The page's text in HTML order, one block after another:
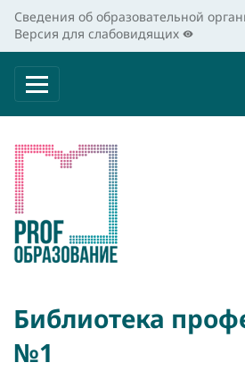
Сведения об образовательной
Версия для слабовидящих
Библиотека
№1